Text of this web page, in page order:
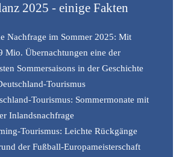
2025 - einige Fakten
Nachfrage im Sommer 2025: Mit
Mio. Übernachtungen eine der
Sommersaisons in der Geschichte
Tourismus
Tourismus: Sommermonate mit
Inlandsnachfrage
Tourismus: Leichte Rückgänge
der Fußball-Europameisterschaft